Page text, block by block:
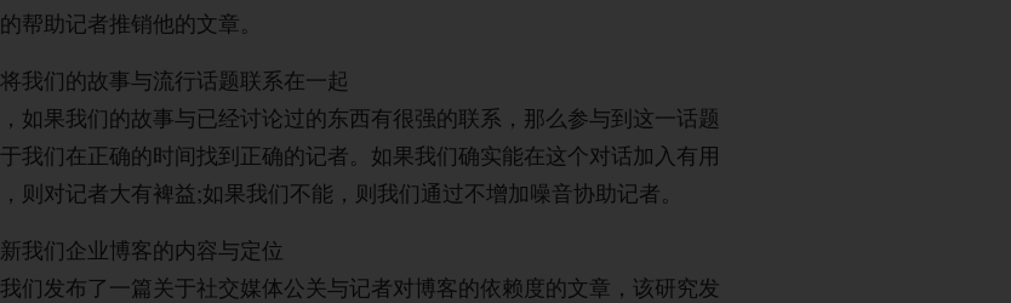
帮助记者推销他的文章。
我们的故事与流行话题联系在一起
如果我们的故事与已经讨论过的东西有很强的联系，那么参与到这一话题
我们在正确的时间找到正确的记者。如果我们确实能在这个对话加入有用
则对记者大有裨益;如果我们不能，则我们通过不增加噪音协助记者。
我们企业博客的内容与定位
们发布了一篇关于社交媒体公关与记者对博客的依赖度的文章，该研究发